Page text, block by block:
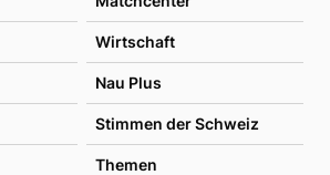
Wirtschaft
Nau Plus
Stimmen der Schweiz
Themen